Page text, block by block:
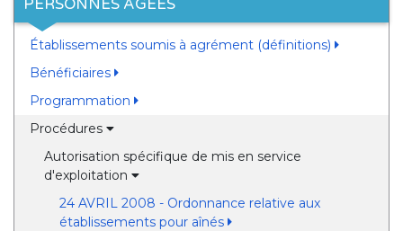
PERSONNES ÂGÉES
Établissements soumis à agrément (définitions)
Bénéficiaires
Programmation
Procédures
Autorisation spécifique de mis en service
d'exploitation
24 AVRIL 2008 - Ordonnance relative aux
établissements pour aînés